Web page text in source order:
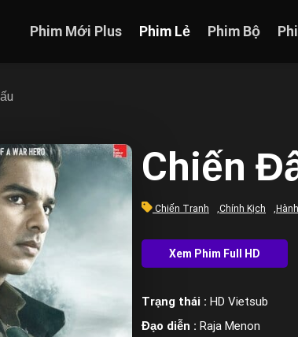
Phim Mới Plus Phim Lẻ Phim Bộ
Chiến
Chiến Tranh Chính Kịch
Trạng thái : HD Vietsub
Đạo diễn : Raja Menon